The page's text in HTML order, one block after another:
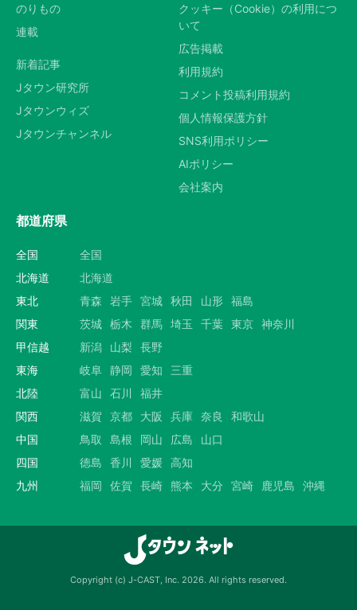
のりもの
連載
新着記事
Jタウン研究所
Jタウンウィズ
Jタウンチャンネル
クッキー（Cookie）の利用につ
いて
広告掲載
利用規約
コメント投稿利用規約
個人情報保護方針
SNS利用ポリシー
AIポリシー
会社案内
都道府県
全国
全国
北海道
北海道
東北
青森 岩手 宮城 秋田 山形 福島
関東
茨城 栃木 群馬 埼玉 千葉 東京 神奈川
甲信越
新潟 山梨
長野
東海
岐阜 静岡 愛知
三重
北陸
富山 石川
福井
関西
滋賀 京都 大阪 兵庫 奈良
和歌山
中国
鳥取 島根 岡山 広島
山口
四国
徳島 香川 愛媛 高知
九州
福岡 佐賀 長崎 熊本 大分 宮崎 鹿児島 沖縄
Copyright (c) J-CAST, Inc. 2026. All rights reserved.